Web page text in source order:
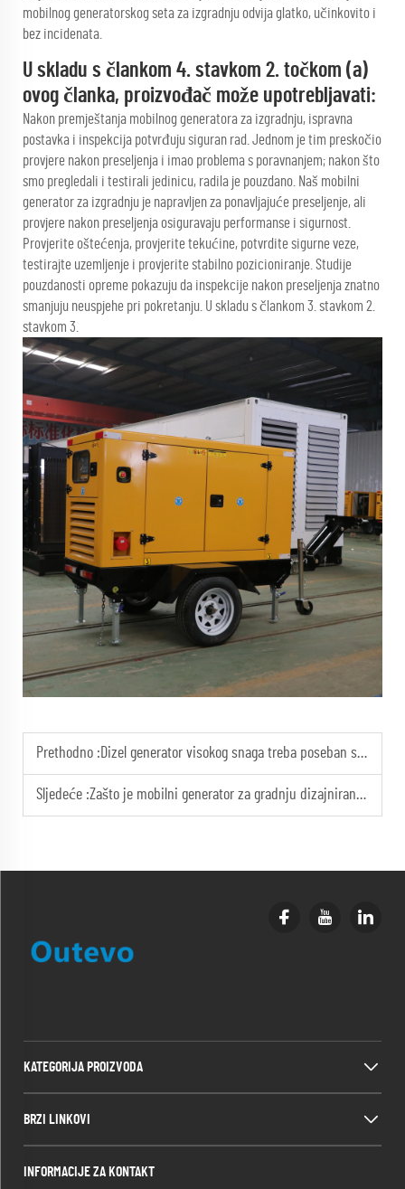
mobilnog generatorskog seta za izgradnju odvija glatko, učinkovito i
bez incidenata.
U skladu s člankom 4. stavkom 2. točkom (a)
ovog članka, proizvođač može upotrebljavati:
Nakon premještanja mobilnog generatora za izgradnju, ispravna
postavka i inspekcija potvrđuju siguran rad. Jednom je tim preskočio
provjere nakon preseljenja i imao problema s poravnanjem; nakon što
smo pregledali i testirali jedinicu, radila je pouzdano. Naš mobilni
generator za izgradnju je napravljen za ponavljajuće preseljenje, ali
provjere nakon preseljenja osiguravaju performanse i sigurnost.
Provjerite oštećenja, provjerite tekućine, potvrdite sigurne veze,
testirajte uzemljenje i provjerite stabilno pozicioniranje. Studije
pouzdanosti opreme pokazuju da inspekcije nakon preseljenja znatno
smanjuju neuspjehe pri pokretanju. U skladu s člankom 3. stavkom 2.
stavkom 3.
Prethodno :Dizel generator visokog snaga treba poseban sustav hlađenja kako bi se spriječilo pregrevanje.
Sljedeće :Zašto je mobilni generator za gradnju dizajniran sa robusnim okvirom?
KATEGORIJA PROIZVODA
BRZI LINKOVI
INFORMACIJE ZA KONTAKT